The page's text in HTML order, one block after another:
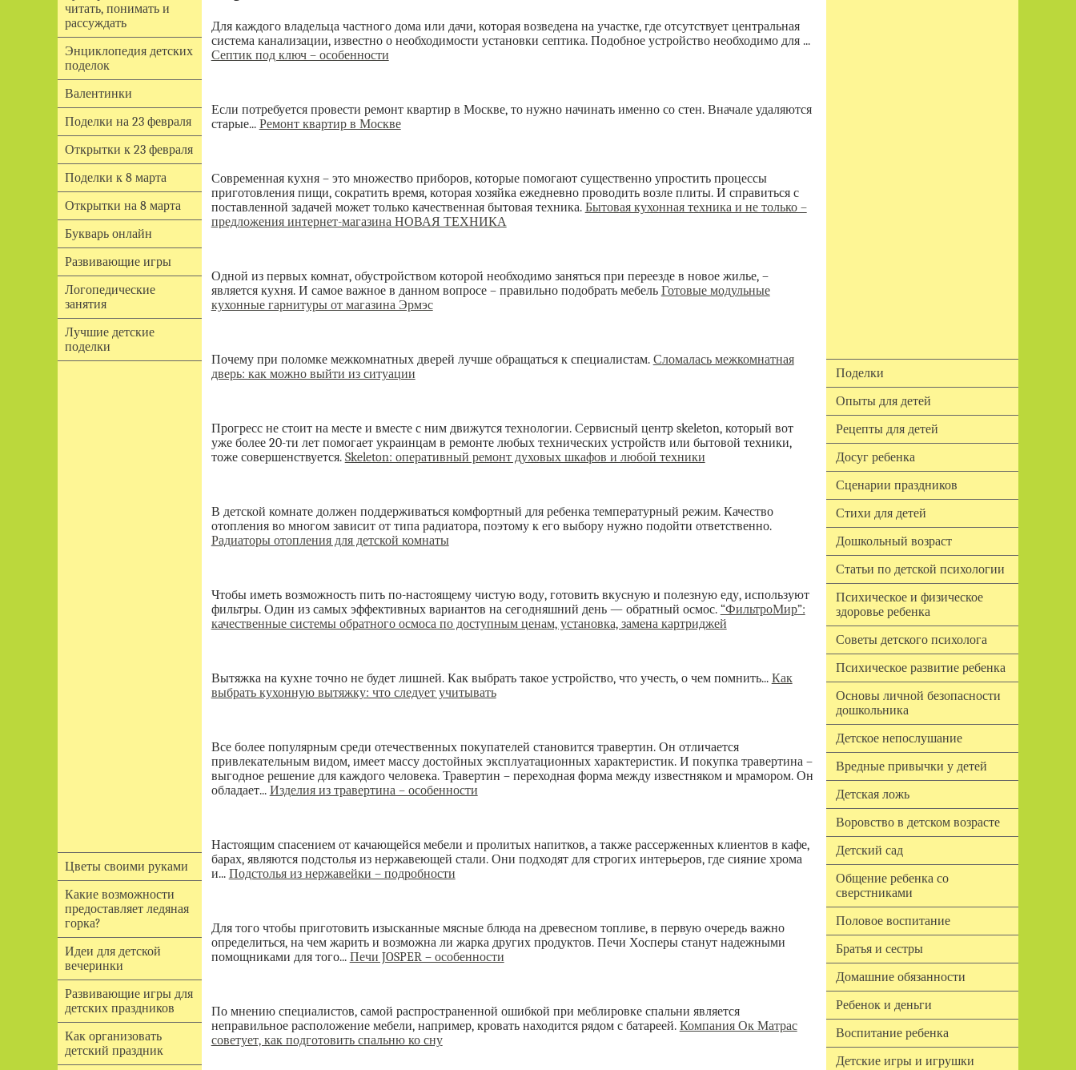
читать, понимать и
рассуждать
Энциклопедия детских
поделок
Валентинки
Поделки на 23 февраля
Открытки к 23 февраля
Поделки к 8 марта
Открытки на 8 марта
Букварь онлайн
Развивающие игры
Логопедические
занятия
Лучшие детские
поделки
Цветы своими руками
Какие возможности
предоставляет ледяная
горка?
Идеи для детской
вечеринки
Развивающие игры для
детских праздников
Как организовать
детский праздник
Для каждого владельца частного дома или дачи, которая возведена на участке, где отсутствует центральная
система канализации, известно о необходимости установки септика. Подобное устройство необходимо для ...
Септик под ключ – особенности
Если потребуется провести ремонт квартир в Москве, то нужно начинать именно со стен. Вначале удаляются
старые... Ремонт квартир в Москве
Современная кухня – это множество приборов, которые помогают существенно упростить процессы
приготовления пищи, сократить время, которая хозяйка ежедневно проводить возле плиты. И справиться с
поставленной задачей может только качественная бытовая техника. Бытовая кухонная техника и не только –
предложения интернет-магазина НОВАЯ ТЕХНИКА
Одной из первых комнат, обустройством которой необходимо заняться при переезде в новое жилье, –
является кухня. И самое важное в данном вопросе – правильно подобрать мебель Готовые модульные
кухонные гарнитуры от магазина Эрмэс
Почему при поломке межкомнатных дверей лучше обращаться к специалистам. Сломалась межкомнатная
дверь: как можно выйти из ситуации
Прогресс не стоит на месте и вместе с ним движутся технологии. Сервисный центр skeleton, который вот
уже более 20-ти лет помогает украинцам в ремонте любых технических устройств или бытовой техники,
тоже совершенствуется. Skeleton: оперативный ремонт духовых шкафов и любой техники
В детской комнате должен поддерживаться комфортный для ребенка температурный режим. Качество
отопления во многом зависит от типа радиатора, поэтому к его выбору нужно подойти ответственно.
Радиаторы отопления для детской комнаты
Чтобы иметь возможность пить по-настоящему чистую воду, готовить вкусную и полезную еду, используют
фильтры. Один из самых эффективных вариантов на сегодняшний день — обратный осмос. “ФильтроМир”:
качественные системы обратного осмоса по доступным ценам, установка, замена картриджей
Вытяжка на кухне точно не будет лишней. Как выбрать такое устройство, что учесть, о чем помнить... Как
выбрать кухонную вытяжку: что следует учитывать
Все более популярным среди отечественных покупателей становится травертин. Он отличается
привлекательным видом, имеет массу достойных эксплуатационных характеристик. И покупка травертина –
выгодное решение для каждого человека. Травертин – переходная форма между известняком и мрамором. Он
обладает... Изделия из травертина – особенности
Настоящим спасением от качающейся мебели и пролитых напитков, а также рассерженных клиентов в кафе,
барах, являются подстолья из нержавеющей стали. Они подходят для строгих интерьеров, где сияние хрома
и... Подстолья из нержавейки – подробности
Для того чтобы приготовить изысканные мясные блюда на древесном топливе, в первую очередь важно
определиться, на чем жарить и возможна ли жарка других продуктов. Печи Хосперы станут надежными
помощниками для того... Печи JOSPER – особенности
По мнению специалистов, самой распространенной ошибкой при меблировке спальни является
неправильное расположение мебели, например, кровать находится рядом с батареей. Компания Ок Матрас
советует, как подготовить спальню ко сну
Поделки
Опыты для детей
Рецепты для детей
Досуг ребенка
Сценарии праздников
Стихи для детей
Дошкольный возраст
Статьи по детской психологии
Психическое и физическое
здоровье ребенка
Советы детского психолога
Психическое развитие ребенка
Основы личной безопасности
дошкольника
Детское непослушание
Вредные привычки у детей
Детская ложь
Воровство в детском возрасте
Детский сад
Общение ребенка со
сверстниками
Половое воспитание
Братья и сестры
Домашние обязанности
Ребенок и деньги
Воспитание ребенка
Детские игры и игрушки